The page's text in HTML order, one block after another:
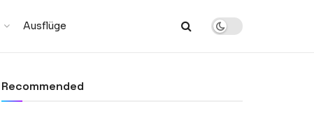
Ausflüge
Recommended